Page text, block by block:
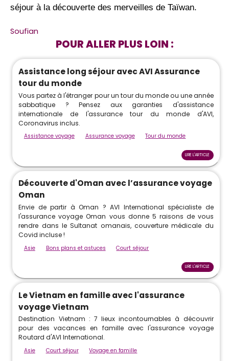
séjour à la découverte des merveilles de Taïwan.
Soufian
POUR ALLER PLUS LOIN :
Assistance long séjour avec AVI Assurance
tour du monde
Vous partez à l'étranger pour un tour du monde ou une année
sabbatique ? Pensez aux garanties d'assistance
internationale de l'assurance tour du monde d'AVI,
Coronavirus inclus.
Assistance voyage Assurance voyage Tour du monde
LIRE L'ARTICLE
Découverte d'Oman avec l’assurance voyage
Oman
Envie de partir à Oman ? AVI International spécialiste de
l'assurance voyage Oman vous donne 5 raisons de vous
rendre dans le Sultanat omanais, couverture médicale du
Covid incluse !
Asie Bons plans et astuces Court séjour
LIRE L'ARTICLE
Le Vietnam en famille avec l'assurance
voyage Vietnam
Destination Vietnam : 7 lieux incontournables à découvrir
pour des vacances en famille avec l'assurance voyage
Routard d'AVI International.
Asie Court séjour Voyage en famille